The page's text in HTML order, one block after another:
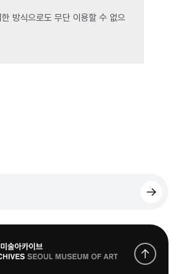
방식으로도 무단 이용할 수 없으